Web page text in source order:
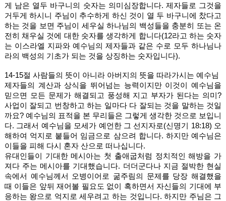
게 남은 열두 바구니의 숫자는 의미심장합니다. 제자들로 그것을
거두게 하시니 주님이 추수하게 하신 것이 열 두 바구니에 찼다고
하는 것을 보면 주님이 세우실 하나님의 백성들을 충분히 또는 온
전히 채우실 것에 대한 숫자를 생각하게 합니다(12라고 하는 숫자
는 이스라엘 지파와 예수님의 제자들과 같은 수로 모두 하나님나
라의 백성의 기초가 되는 것을 상징하는 숫자입니다).
14-15절 사람들의 뜻이 아니라 아버지의 뜻을 따라가시는 예수님
제자들의 계산과 상식을 뛰어넘는 능력이지만 이것이 예수님을
믿으면 모든 문제가 해결되고 풍성해 지고 부자가 된다는 의미?
사업이 잘되고 번창하고 하는 일마다 다 잘되는 것을 말하는 것일
까요? 예수님의 표적을 본 무리들은 그렇게 생각한 것으로 보입니
다. 그래서 예수님을 모세가 예언한 그 선지자로(신명기 18:18) 오
해하여 억지로 붙들어 임금으로 삼으려 합니다. 하지만 예수님은
이들을 피해 다시 혼자 산으로 떠나십니다.
유대인들이 기대한 메시아는 첫 출애굽처럼 정치적인 해방을 가
져다 주는 메시아를 기대했습니다. 더더군다나 지금 절박한 현실
속에서 예수님께서 오병이어로 굶주림의 문제를 당장 해결했을
때 이들은 앞뒤 재어볼 필요도 없이 혹하면서 자신들의 기대에 부
응하는 왕으로 억지로 세우려고 하는 것입니다. 하지만 주님은 그